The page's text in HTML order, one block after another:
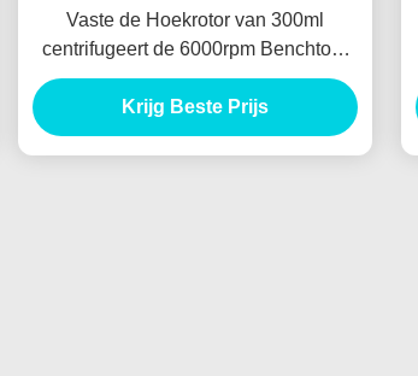
Vaste de Hoekrotor van 300ml
centrifugeert de 6000rpm Benchtop-
Biochemie
Krijg Beste Prijs